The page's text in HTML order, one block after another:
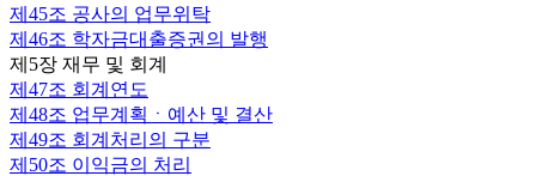
제45조 공사의 업무위탁
제46조 학자금대출증권의 발행
제5장 재무 및 회계
제47조 회계연도
제48조 업무계획ㆍ예산 및 결산
제49조 회계처리의 구분
제50조 이익금의 처리